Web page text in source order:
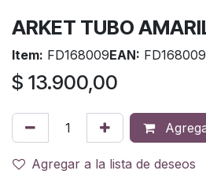
ARKET TUBO
Item: FD168009EAN: FD168009
$ 13.900,00
Agregar a la lista de deseos